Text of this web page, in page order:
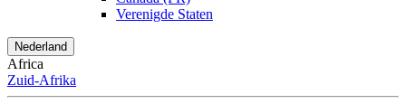
Verenigde Staten
Nederland
Africa
Zuid-Afrika